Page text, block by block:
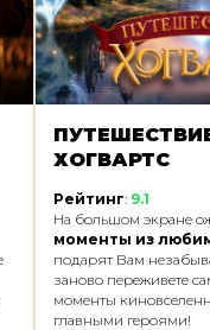
ХОГВАРТС
Рейтинг:9.1
На большом экране
моменты из
подарят Вам
заново переживете
моменты
главными героями!